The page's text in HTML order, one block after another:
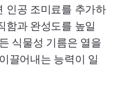
인공 조미료를 추가하
함과 완성도를 높일
식물성 기름은 열을
끌어내는 능력이 일